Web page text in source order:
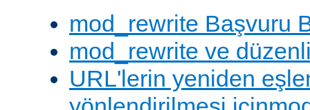
mod_rewrite Başvuru
mod_rewrite ve
URL'lerin yeniden